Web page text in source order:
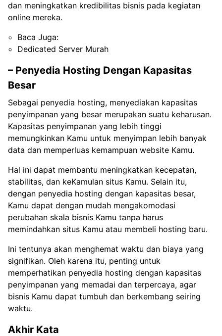
dan meningkatkan kredibilitas bisnis pada kegiatan
online mereka.
Baca Juga:
Dedicated Server Murah
– Penyedia Hosting Dengan Kapasitas
Besar
Sebagai penyedia hosting, menyediakan kapasitas
penyimpanan yang besar merupakan suatu keharusan.
Kapasitas penyimpanan yang lebih tinggi
memungkinkan Kamu untuk menyimpan lebih banyak
data dan memperluas kemampuan website Kamu.
Hal ini dapat membantu meningkatkan kecepatan,
stabilitas, dan keKamulan situs Kamu. Selain itu,
dengan penyedia hosting dengan kapasitas besar,
Kamu dapat dengan mudah mengakomodasi
perubahan skala bisnis Kamu tanpa harus
memindahkan situs Kamu atau membeli hosting baru.
Ini tentunya akan menghemat waktu dan biaya yang
signifikan. Oleh karena itu, penting untuk
memperhatikan penyedia hosting dengan kapasitas
penyimpanan yang memadai dan terpercaya, agar
bisnis Kamu dapat tumbuh dan berkembang seiring
waktu.
Akhir Kata